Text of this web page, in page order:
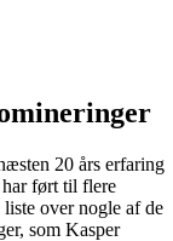
20 års erfaring
ført til flere
liste over nogle af de
som Kasper